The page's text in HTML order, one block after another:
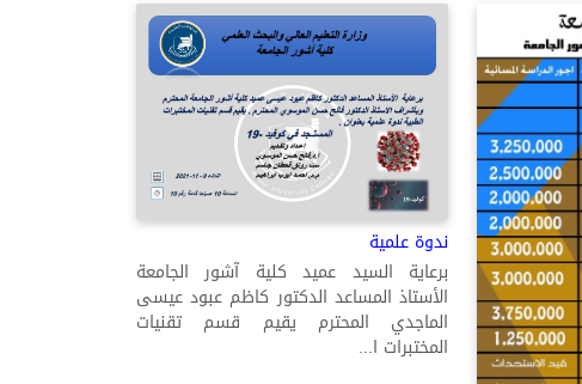
ندوة علمية
برعاية السيد عميد كلية آشور الجامعة
الأستاذ المساعد الدكتور كاظم عبود عيسى
الماجدي المحترم يقيم قسم تقنيات
المختبرات ا...